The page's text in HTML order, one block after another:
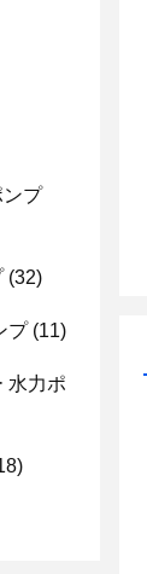
ンプ
(32)
プ(11)
水力ポ